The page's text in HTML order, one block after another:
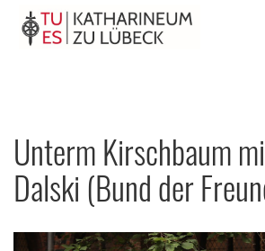
Unterm Kirschbaum
Dalski (Bund der